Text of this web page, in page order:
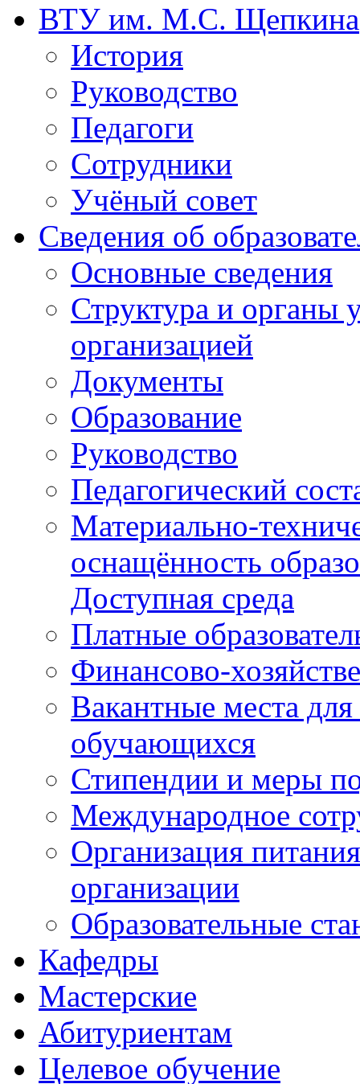
ВТУ им. М.С. Щепкина
История
Руководство
Педагоги
Сотрудники
Учёный совет
Сведения об
Основные сведения
Структура и органы
организацией
Документы
Образование
Руководство
Педагогический
Материально-
оснащённость
Доступная среда
Платные
Финансово-
Вакантные места
обучающихся
Стипендии и меры
Международное
Организация
организации
Образовательные
Кафедры
Мастерские
Абитуриентам
Целевое обучение